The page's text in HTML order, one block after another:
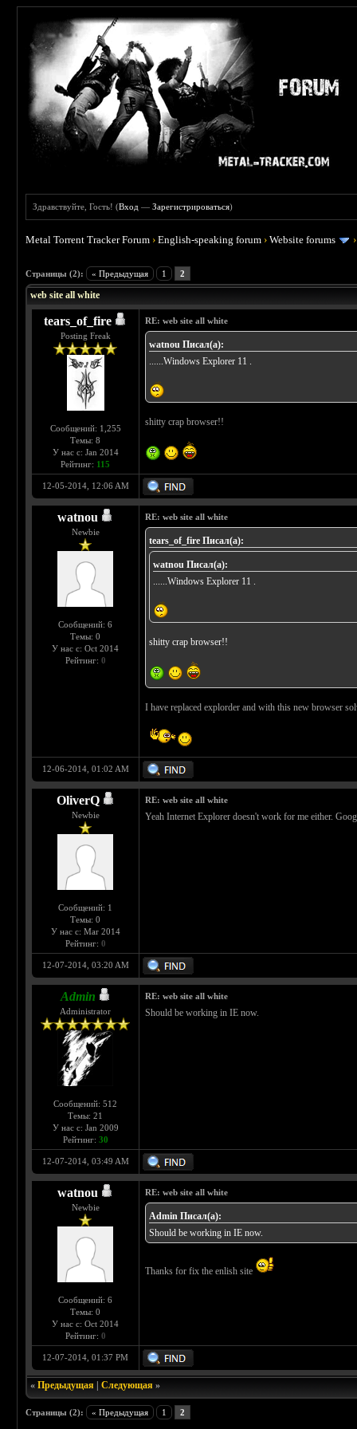
Здравствуйте, Гость! (Вход —Зарегистрироваться)
Metal Torrent Tracker Forum ›English-speaking forum ›Website forums
Страницы (2): « Предыдущая 1 2
web site all white
tears_of_fire
Posting Freak
Сообщений: 1,255
Темы: 8
У нас с: Jan 2014
Рейтинг: 115
RE: web site all white
watnou Писал(а):
......Windows Explorer 11 .
shitty crap browser!!
12-05-2014, 12:06 AM
watnou
Newbie
Сообщений: 6
Темы: 0
У нас с: Oct 2014
Рейтинг: 0
RE: web site all white
tears_of_fire Писал(а):
watnou Писал(а):
......Windows Explorer 11 .
shitty crap browser!!
I have replaced explorder and with this new browser
12-06-2014, 01:02 AM
OliverQ
Newbie
Сообщений: 1
Темы: 0
У нас с: Mar 2014
Рейтинг: 0
RE: web site all white
Yeah Internet Explorer doesn't work for me either.
12-07-2014, 03:20 AM
Admin
Administrator
Сообщений: 512
Темы: 21
У нас с: Jan 2009
Рейтинг: 30
RE: web site all white
Should be working in IE now.
12-07-2014, 03:49 AM
watnou
Newbie
Сообщений: 6
Темы: 0
У нас с: Oct 2014
Рейтинг: 0
RE: web site all white
Admin Писал(а):
Should be working in IE now.
Thanks for fix the enlish site
12-07-2014, 01:37 PM
«Предыдущая |Следующая »
Страницы (2): « Предыдущая 1 2